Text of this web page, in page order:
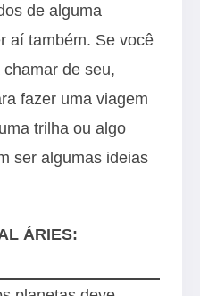
de alguma
aí também. Se você
de seu,
fazer uma viagem
trilha ou algo
ser algumas ideias
ÁRIES: